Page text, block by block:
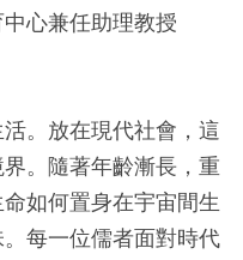
心兼任助理教授
。放在現代社會，這
。隨著年齡漸長，重
如何置身在宇宙間生
每一位儒者面對時代